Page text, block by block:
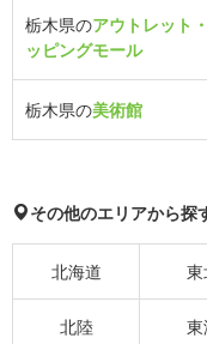
栃木県のアウトレット
ッピングモール
栃木県の美術館
その他のエリアから探
北海道
北陸